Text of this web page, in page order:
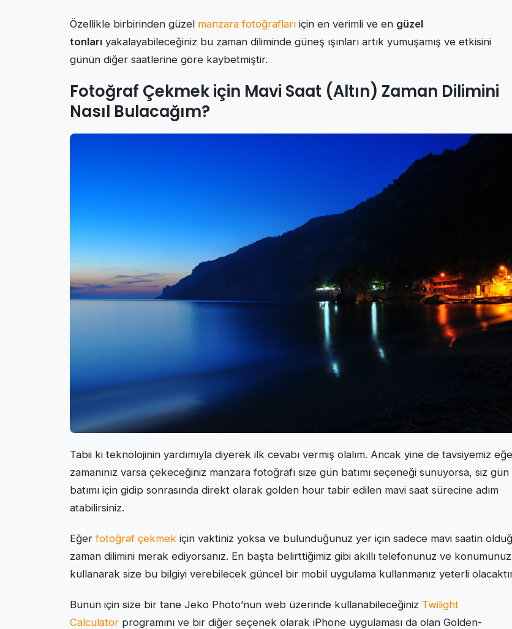
Özellikle birbirinden güzel manzara fotoğrafları için en verimli ve en güzel
tonları yakalayabileceğiniz bu zaman diliminde güneş ışınları artık yumuşamış ve etkisini
günün diğer saatlerine göre kaybetmiştir.
Fotoğraf Çekmek için Mavi Saat (Altın) Zaman Dilimini
Nasıl Bulacağım?
Tabii ki teknolojinin yardımıyla diyerek ilk cevabı vermiş olalım. Ancak yine de tavsiyemiz
zamanınız varsa çekeceğiniz manzara fotoğrafı size gün batımı seçeneği sunuyorsa, siz gün
batımı için gidip sonrasında direkt olarak golden hour tabir edilen mavi saat sürecine adım
atabilirsiniz.
Eğerfotoğraf çekmek için vaktiniz yoksa ve bulunduğunuz yer için sadece mavi saatin
zaman dilimini merak ediyorsanız. En başta belirttiğimiz gibi akıllı telefonunuz ve
kullanarak size bu bilgiyi verebilecek güncel bir mobil uygulama kullanmanız yeterli
Bunun için size bir tane Jeko Photo’nun web üzerinde kullanabileceğiniz Twilight
Calculator programını ve bir diğer seçenek olarak iPhone uygulaması da olan Golden-